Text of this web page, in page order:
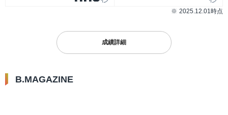
2025.12.01時点
成績詳細
B.MAGAZINE